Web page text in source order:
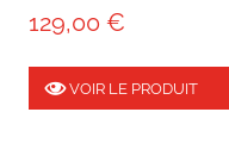
129,00 €
VOIR LE PRODUIT